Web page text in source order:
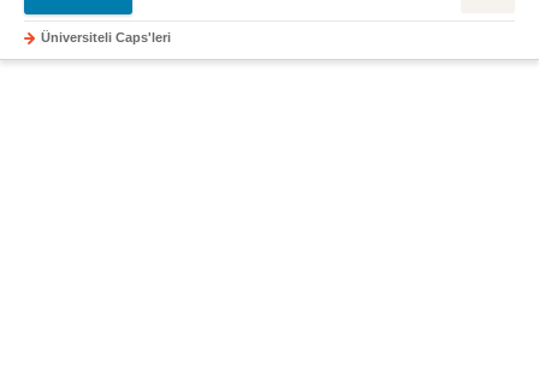
Üniversiteli Caps'leri